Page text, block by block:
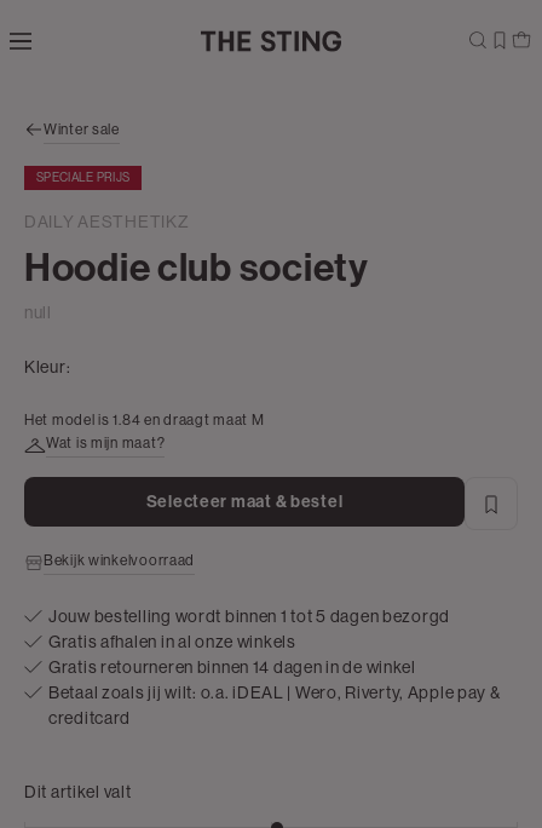
direct naar
zoekbalk
Navigeer
direct
naar de
Winter sale
SPECIALE PRIJS
DAILY AESTHETIKZ
Hoodie club society
null
Kleur:
Het model is 1.84 en draagt maat M
Wat is mijn maat?
Selecteer maat & bestel
Bekijk winkelvoorraad
Jouw bestelling wordt binnen 1 tot 5 dagen bezorgd
Gratis afhalen in al onze winkels
Gratis retourneren binnen 14 dagen in de winkel
Betaal zoals jij wilt: o.a. iDEAL | Wero, Riverty, Apple pay &
creditcard
Dit artikel valt